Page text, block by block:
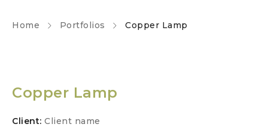
Home Portfolios Copper Lamp
Copper Lamp
Client: Client name